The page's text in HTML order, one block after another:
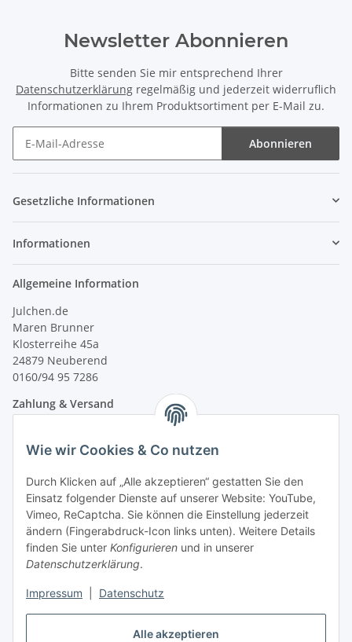
Alle akzeptieren
Wie wir Cookies & Co nutzen
Durch Klicken auf „Alle akzeptieren“ gestatten Sie den
Einsatz folgender Dienste auf unserer Website: YouTube,
Vimeo, ReCaptcha. Sie können die Einstellung jederzeit
ändern (Fingerabdruck-Icon links unten). Weitere Details
finden Sie unter Konfigurieren und in unserer
Datenschutzerklärung.
Impressum Datenschutz
Newsletter Abonnieren
Bitte senden Sie mir entsprechend Ihrer
Datenschutzerklärung regelmäßig und jederzeit widerruflich
Informationen zu Ihrem Produktsortiment per E-Mail zu.
Abonnieren
Gesetzliche Informationen
Informationen
Allgemeine Information
Julchen.de
Maren Brunner
Klosterreihe 45a
24879 Neuberend
0160/94 95 7286
Zahlung & Versand